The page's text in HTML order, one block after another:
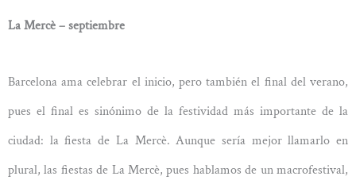
La Mercè – septiembre
Barcelona ama celebrar el inicio, pero también el final del verano,
pues el final es sinónimo de la festividad más importante de la
ciudad: la fiesta de La Mercè. Aunque sería mejor llamarlo en
plural, las fiestas de La Mercè, pues hablamos de un macrofestival,